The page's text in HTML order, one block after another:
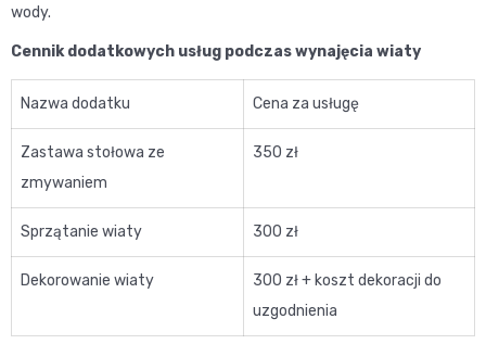
wody.
Cennik dodatkowych usług podczas wynajęcia wiaty
Nazwa dodatku Cena za usługę
Zastawa stołowa ze
zmywaniem
350 zł
Sprzątanie wiaty 300 zł
Dekorowanie wiaty
300 zł + koszt dekoracji do
uzgodnienia